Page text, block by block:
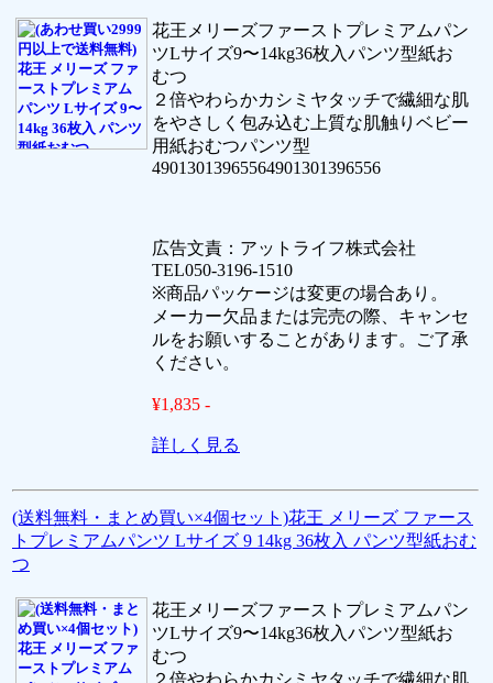
花王メリーズファーストプレミアムパン
ツLサイズ9〜14kg36枚入パンツ型紙お
むつ
２倍やわらかカシミヤタッチで繊細な肌
をやさしく包み込む上質な肌触りベビー
用紙おむつパンツ型
49013013965564901301396556
広告文責：アットライフ株式会社
TEL050-3196-1510
※商品パッケージは変更の場合あり。
メーカー欠品または完売の際、キャンセ
ルをお願いすることがあります。ご了承
ください。
¥1,835 -
詳しく見る
(送料無料・まとめ買い×4個セット)花王 メリーズ ファース
トプレミアムパンツ Lサイズ 9 14kg 36枚入 パンツ型紙おむ
つ
花王メリーズファーストプレミアムパン
ツLサイズ9〜14kg36枚入パンツ型紙お
むつ
２倍やわらかカシミヤタッチで繊細な肌